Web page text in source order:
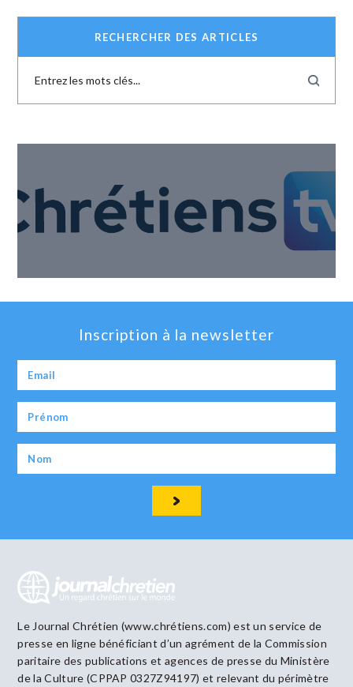
RECHERCHER DES ARTICLES
Inscription à la newsletter
Le Journal Chrétien (www.chrétiens.com) est un service de
presse en ligne bénéficiant d’un agrément de la Commission
paritaire des publications et agences de presse du Ministère
de la Culture (CPPAP 0327Z94197) et relevant du périmètre